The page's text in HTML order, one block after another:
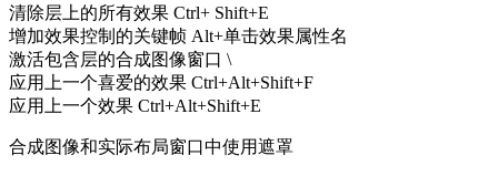
清除层上的所有效果 Ctrl+ Shift+E
增加效果控制的关键帧 Alt+单击效果属性名
激活包含层的合成图像窗口 \
应用上一个喜爱的效果 Ctrl+Alt+Shift+F
应用上一个效果 Ctrl+Alt+Shift+E
合成图像和实际布局窗口中使用遮罩